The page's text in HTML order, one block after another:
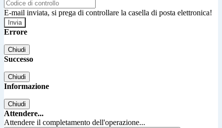
E-mail inviata, si prega di controllare la casella di posta elettronica!
Errore
Chiudi
Successo
Chiudi
Informazione
Chiudi
Attendere...
Attendere il completamento dell'operazione...